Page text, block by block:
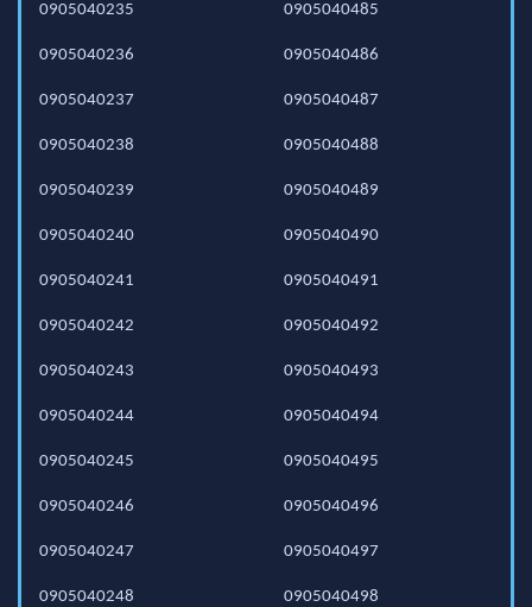
0905040235
0905040236
0905040237
0905040238
0905040239
0905040240
0905040241
0905040242
0905040243
0905040244
0905040245
0905040246
0905040247
0905040248
0905040485
0905040486
0905040487
0905040488
0905040489
0905040490
0905040491
0905040492
0905040493
0905040494
0905040495
0905040496
0905040497
0905040498